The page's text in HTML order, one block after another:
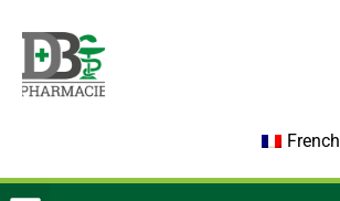
French